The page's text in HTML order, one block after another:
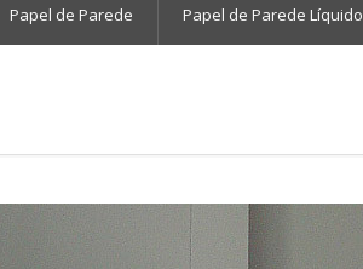
Papel de Parede Papel de Parede Líquido